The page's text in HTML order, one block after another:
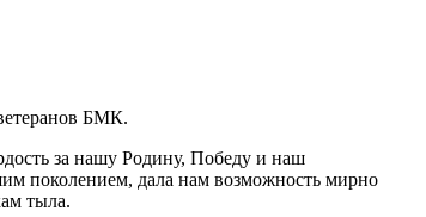
БМК.
за нашу Родину, Победу и наш
поколением, дала нам возможность мирно
тыла.